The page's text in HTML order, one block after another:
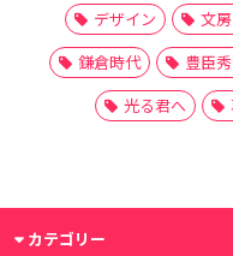
デザイン
文
鎌倉時代
豊臣
光る君へ
カテゴリー